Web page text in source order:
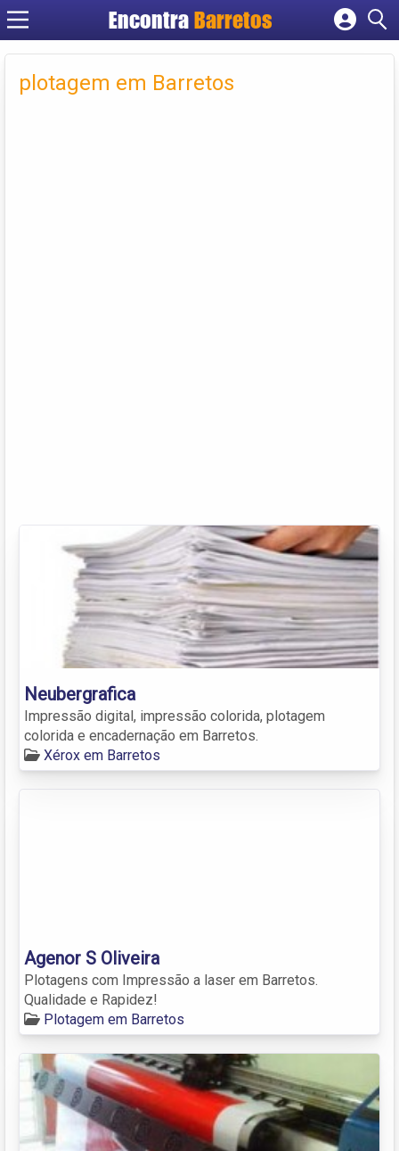
Encontra Barretos
Cadastrar empresa
Criar conta
plotagem em Barretos
Neubergrafica
Impressão digital, impressão colorida, plotagem
colorida e encadernação em Barretos.
Xérox em Barretos
Agenor S Oliveira
Plotagens com Impressão a laser em Barretos.
Qualidade e Rapidez!
Plotagem em Barretos